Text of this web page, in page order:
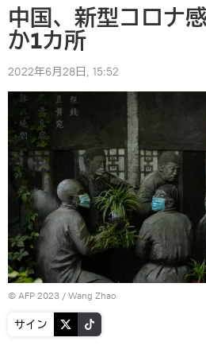
中国、新型コロナ
か1カ所
2022年6月28日, 15:52
© AFP 2023 / Wang Zhao
サイン